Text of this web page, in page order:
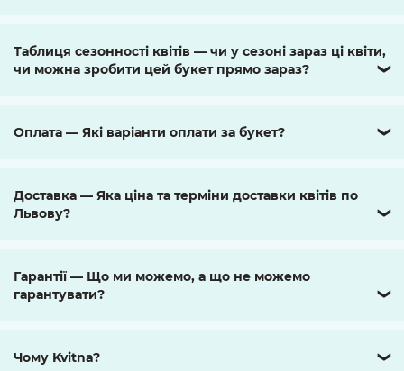
Таблиця сезонності квітів — чи у сезоні зараз ці квіти,
чи можна зробити цей букет прямо зараз?
❯
Оплата — Які варіанти оплати за букет? ❯
Доставка — Яка ціна та терміни доставки квітів по
Львову?
❯
Гарантії — Що ми можемо, а що не можемо
гарантувати?
❯
Чому Kvitna? ❯